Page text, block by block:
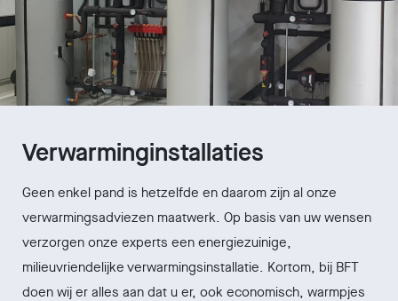
Verwarminginstallaties
Geen enkel pand is hetzelfde en daarom zijn al onze
verwarmingsadviezen maatwerk. Op basis van uw wensen
verzorgen onze experts een energiezuinige,
milieuvriendelijke verwarmingsinstallatie. Kortom, bij BFT
doen wij er alles aan dat u er, ook economisch, warmpjes